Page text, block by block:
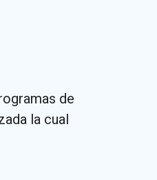
de
la cual